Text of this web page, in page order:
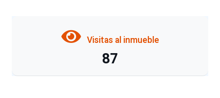
Visitas al inmueble
87